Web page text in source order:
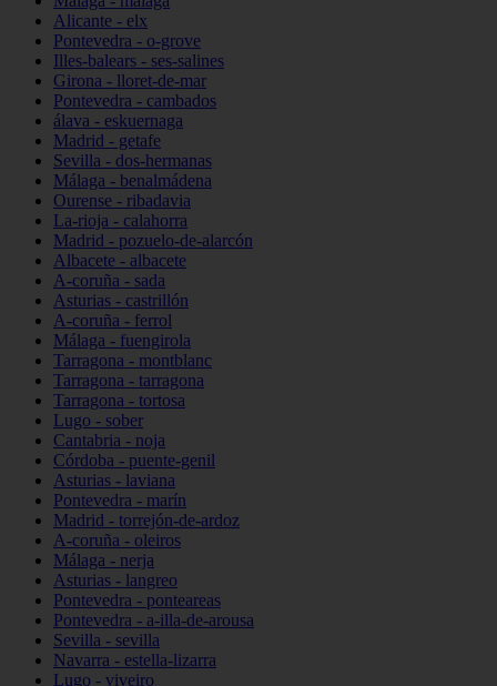
Alicante - elx
Pontevedra - o-grove
Illes-balears - ses-salines
Girona - lloret-de-mar
Pontevedra - cambados
álava - eskuernaga
Madrid - getafe
Sevilla - dos-hermanas
Málaga - benalmádena
Ourense - ribadavia
La-rioja - calahorra
Madrid - pozuelo-de-alarcón
Albacete - albacete
A-coruña - sada
Asturias - castrillón
A-coruña - ferrol
Málaga - fuengirola
Tarragona - montblanc
Tarragona - tarragona
Tarragona - tortosa
Lugo - sober
Cantabria - noja
Córdoba - puente-genil
Asturias - laviana
Pontevedra - marín
Madrid - torrejón-de-ardoz
A-coruña - oleiros
Málaga - nerja
Asturias - langreo
Pontevedra - ponteareas
Pontevedra - a-illa-de-arousa
Sevilla - sevilla
Navarra - estella-lizarra
Lugo - viveiro